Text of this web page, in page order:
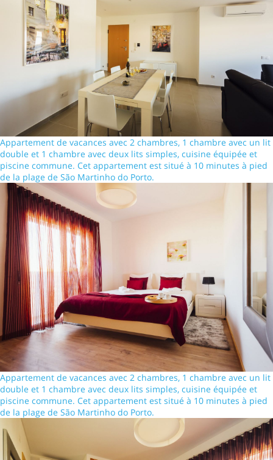
Appartement de vacances avec 2 chambres, 1 chambre avec un lit
double et 1 chambre avec deux lits simples, cuisine équipée et
piscine commune. Cet appartement est situé à 10 minutes à pied
de la plage de São Martinho do Porto.
Appartement de vacances avec 2 chambres, 1 chambre avec un lit
double et 1 chambre avec deux lits simples, cuisine équipée et
piscine commune. Cet appartement est situé à 10 minutes à pied
de la plage de São Martinho do Porto.